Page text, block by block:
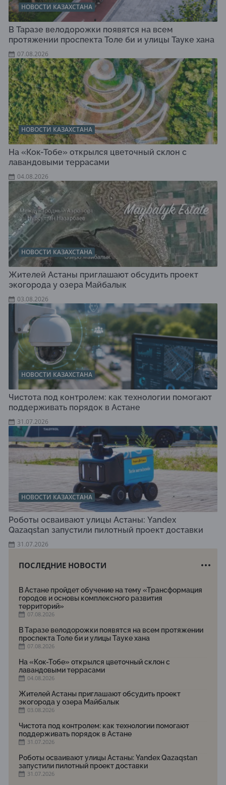
НОВОСТИ КАЗАХСТАНА
В Таразе велодорожки появятся на всем
протяжении проспекта Толе би и улицы Тауке хана
07.08.2026
НОВОСТИ КАЗАХСТАНА
На «Кок-Тобе» открылся цветочный склон с
лавандовыми террасами
04.08.2026
НОВОСТИ КАЗАХСТАНА
Жителей Астаны приглашают обсудить проект
экогорода у озера Майбалык
03.08.2026
НОВОСТИ КАЗАХСТАНА
Чистота под контролем: как технологии помогают
поддерживать порядок в Астане
31.07.2026
НОВОСТИ КАЗАХСТАНА
Роботы осваивают улицы Астаны: Yandex
Qazaqstan запустили пилотный проект доставки
31.07.2026
ПОСЛЕДНИЕ НОВОСТИ
В Астане пройдет обучение на тему «Трансформация
городов и основы комплексного развития
территорий»
07.08.2026
В Таразе велодорожки появятся на всем протяжении
проспекта Толе би и улицы Тауке хана
07.08.2026
На «Кок-Тобе» открылся цветочный склон с
лавандовыми террасами
04.08.2026
Жителей Астаны приглашают обсудить проект
экогорода у озера Майбалык
03.08.2026
Чистота под контролем: как технологии помогают
поддерживать порядок в Астане
31.07.2026
Роботы осваивают улицы Астаны: Yandex Qazaqstan
запустили пилотный проект доставки
31.07.2026